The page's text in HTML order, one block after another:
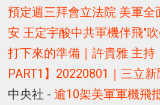
預定週三拜會立法院 美軍全
安 王定宇酸中共軍機伴飛"
打下來的準備｜許貴雅 主持
PART1】20220801｜三立新
中央社 -逾10架美軍軍機飛